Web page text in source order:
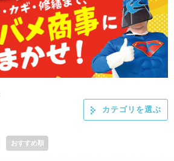
カテゴリを選ぶ
おすすめ順